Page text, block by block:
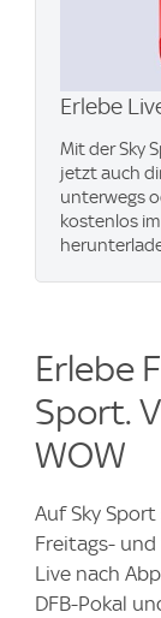
Erlebe
Mit der Sky
jetzt auch
unterwegs
kostenlos
Erlebe
Sport.
WOW
Auf Sky
Freitags- und
Live nach
DFB-Pokal